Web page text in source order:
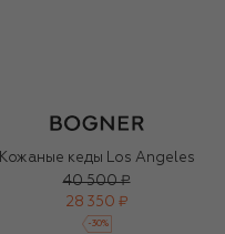
Кожаные кеды Los Angeles
40 500 ₽
28 350 ₽
-30%